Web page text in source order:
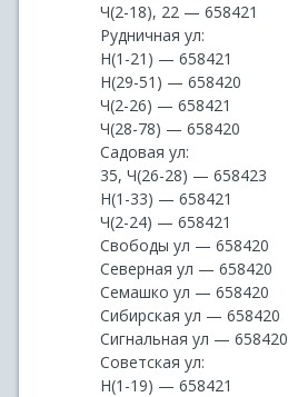
Ч(2-18), 22 — 658421
Рудничная ул:
Н(1-21) — 658421
Н(29-51) — 658420
Ч(2-26) — 658421
Ч(28-78) — 658420
Садовая ул:
35, Ч(26-28) — 658423
Н(1-33) — 658421
Ч(2-24) — 658421
Свободы ул — 658420
Северная ул — 658420
Семашко ул — 658420
Сибирская ул — 658420
Сигнальная ул — 658420
Советская ул:
Н(1-19) — 658421